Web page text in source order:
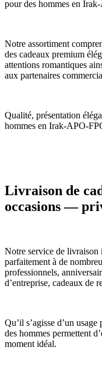
pour des hommes en
Notre assortiment
des cadeaux premium
attentions romantiques
aux partenaires
Qualité, présentation
hommes en Irak-APO-
Livraison de
occasions —
Notre service de livraison
parfaitement à de
professionnels,
d’entreprise, cadeaux de
Qu’il s’agisse d’un
des hommes permettent
moment idéal.